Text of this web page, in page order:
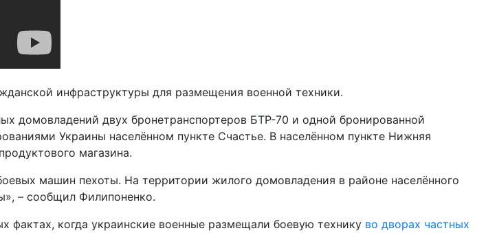
инфраструктуры для размещения военной техники.
домовладений двух бронетранспортеров БТР-70 и одной бронированной
Украины населённом пункте Счастье. В населённом пункте Нижняя
магазина.
машин пехоты. На территории жилого домовладения в районе населённого
– сообщил Филипоненко.
когда украинские военные размещали боевую технику во дворах частных